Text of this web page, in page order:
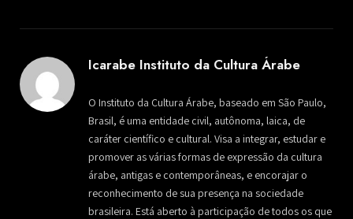
Icarabe Instituto da Cultura Árabe
O Instituto da Cultura Árabe, baseado em São Paulo,
Brasil, é uma entidade civil, autônoma, laica, de
caráter científico e cultural. Visa a integrar, estudar e
promover as várias formas de expressão da cultura
árabe, antigas e contemporâneas, e encorajar o
reconhecimento de sua presença na sociedade
brasileira. Está aberto à participação de todos os que